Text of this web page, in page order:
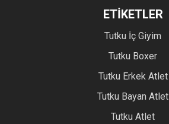
ETİKETLER
Tutku İç Giyim
Tutku Boxer
Tutku Erkek Atlet
Tutku Bayan Atlet
Tutku Atlet